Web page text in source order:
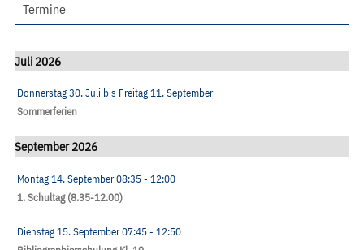
Termine
Juli 2026
Donnerstag 30. Juli bis Freitag 11. September
Sommerferien
September 2026
Montag 14. September08:35- 12:00
1. Schultag (8.35-12.00)
Dienstag 15. September07:45- 12:50